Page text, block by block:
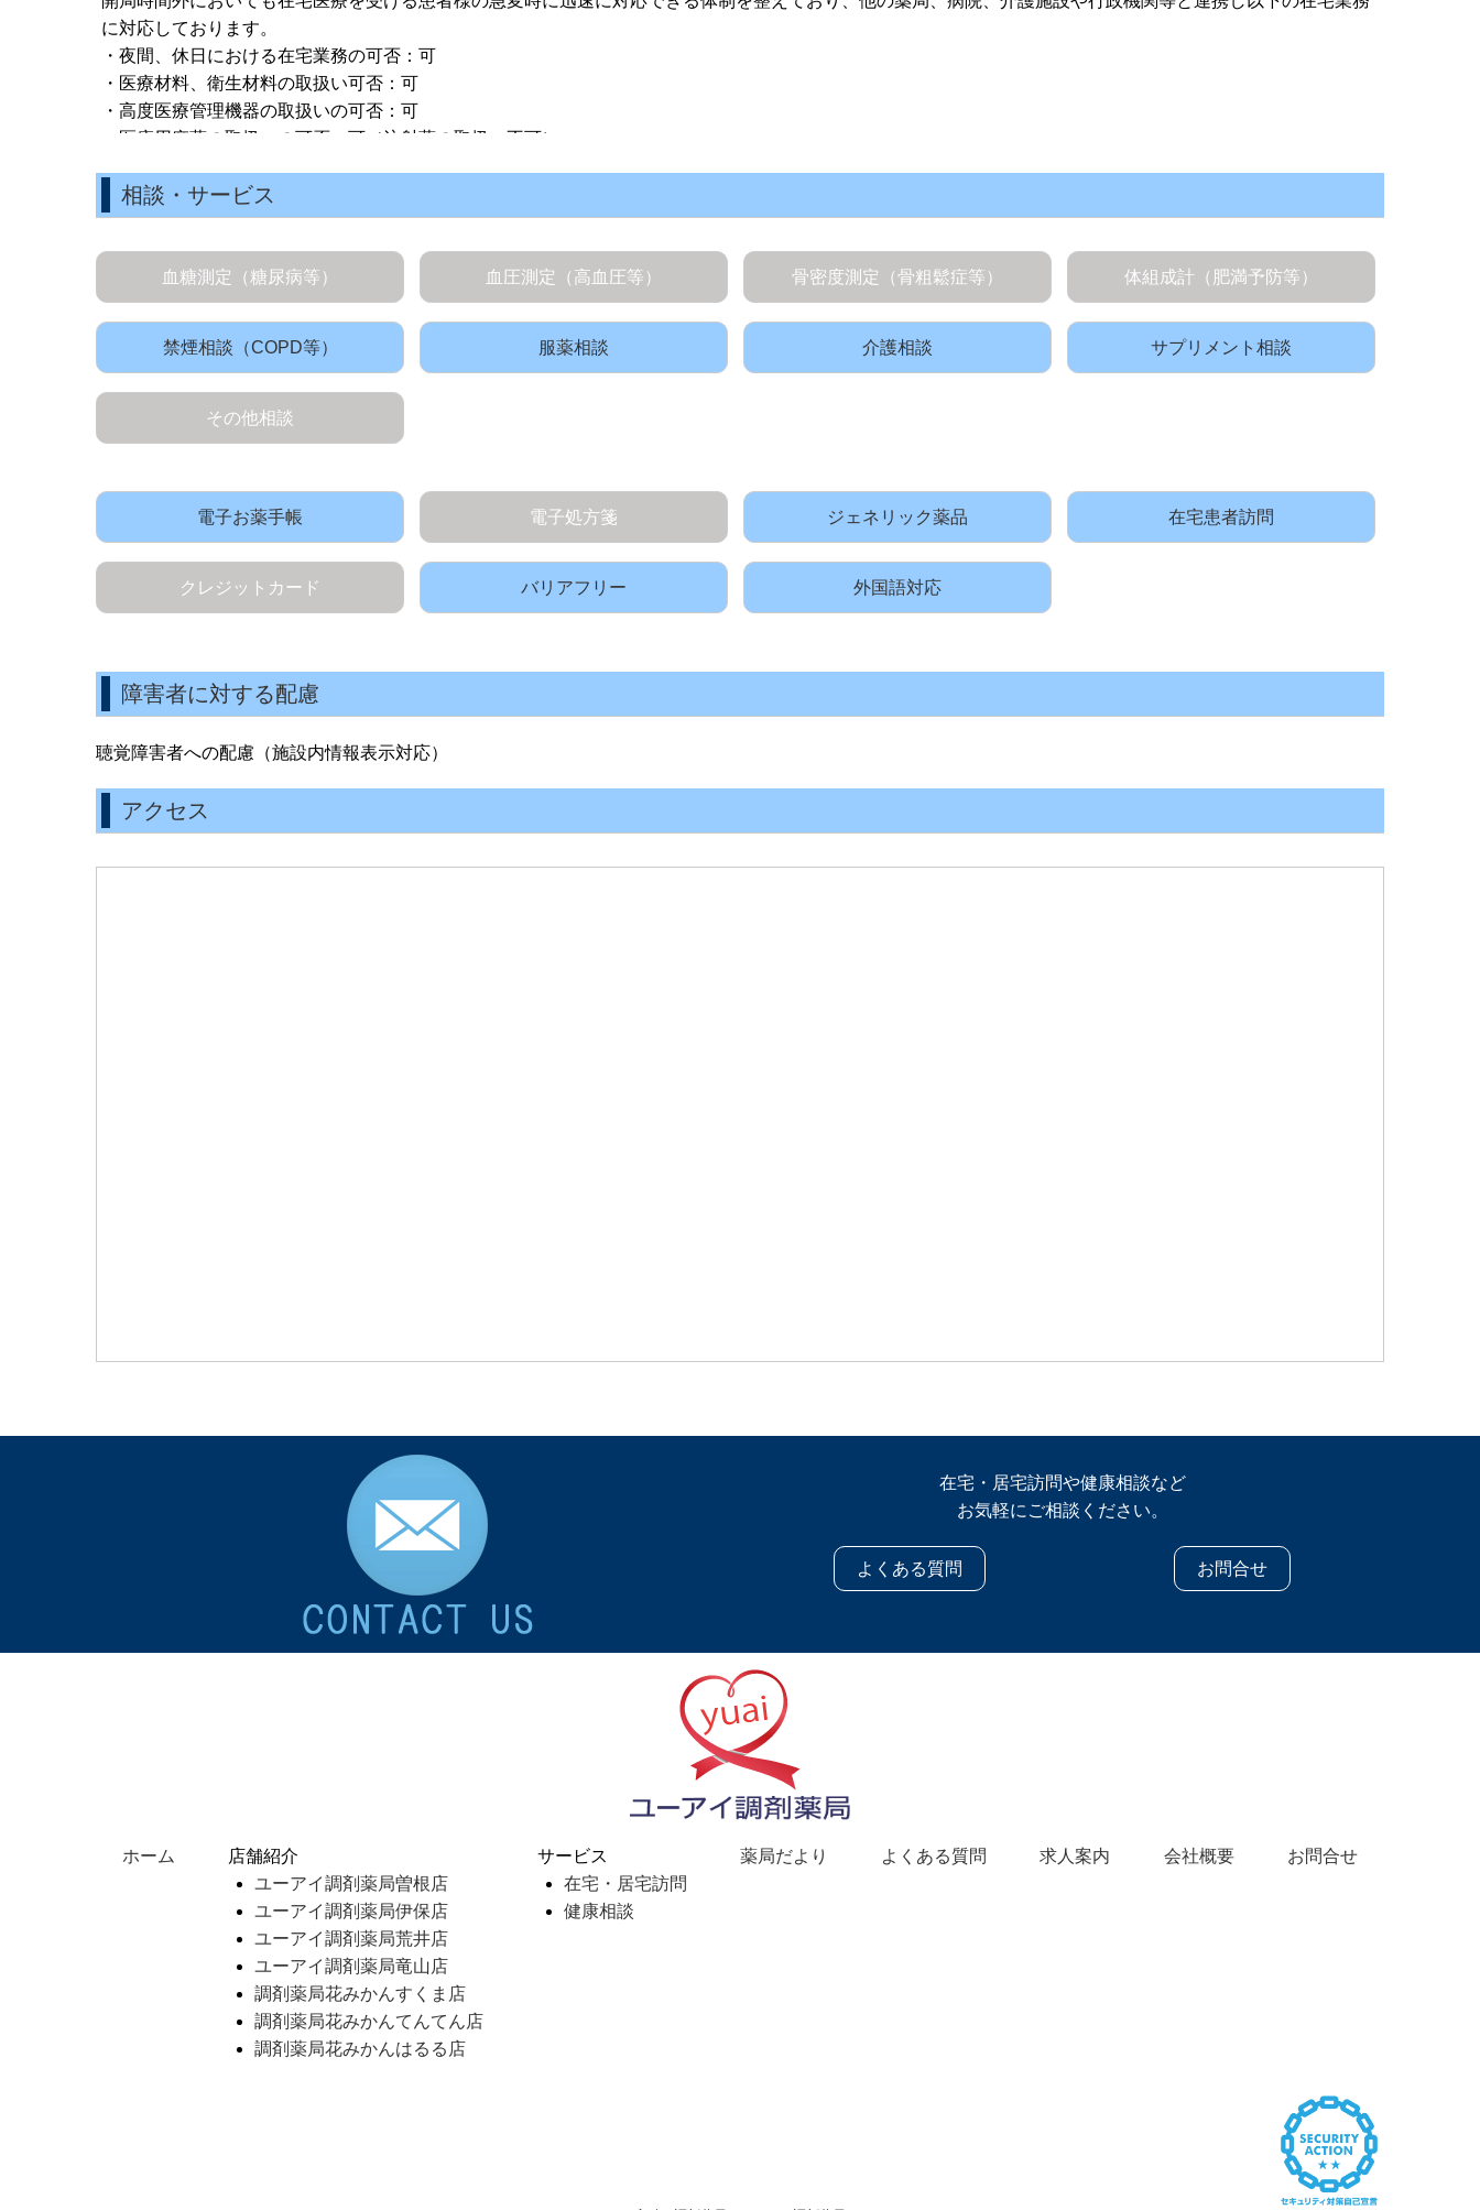
に対応しております。
・夜間、休日における在宅業務の可否：可
・医療材料、衛生材料の取扱い可否：可
・高度医療管理機器の取扱いの可否：可
・医療用麻薬の取扱いの可否：可（注射薬の取扱い不可）
・小児在宅(医療ケア時等)の対応可否：否
相談・サービス
血糖測定（糖尿病等） 血圧測定（高血圧等） 骨密度測定（骨粗鬆症等） 体組成計（肥満予防等）
禁煙相談（COPD等） 服薬相談 介護相談 サプリメント相談
その他相談
電子お薬手帳 電子処方箋 ジェネリック薬品 在宅患者訪問
クレジットカード バリアフリー 外国語対応
障害者に対する配慮
聴覚障害者への配慮（施設内情報表示対応）
アクセス
在宅・居宅訪問や健康相談など
お気軽にご相談ください。
よくある質問 お問合せ
ホーム
店舗紹介
ユーアイ調剤薬局曽根店
ユーアイ調剤薬局伊保店
ユーアイ調剤薬局荒井店
ユーアイ調剤薬局竜山店
調剤薬局花みかんすくま店
調剤薬局花みかんてんてん店
調剤薬局花みかんはるる店
サービス
在宅・居宅訪問
健康相談
薬局だより よくある質問 求人案内 会社概要 お問合せ